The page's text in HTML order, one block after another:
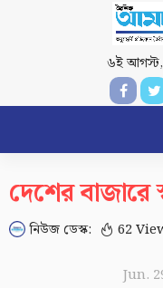
৬ই আগস্ট,
দেশের বাজারে
নিউজ ডেস্ক: 62
Jun.